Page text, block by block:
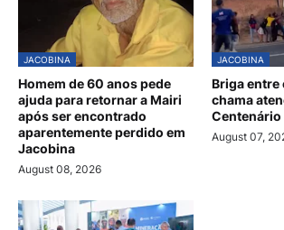
JACOBINA
Homem de 60 anos pede
ajuda para retornar a Mairi
após ser encontrado
aparentemente perdido em
Jacobina
August 08, 2026
JACOBINA
Briga entre
chama
Centenário
August 07,